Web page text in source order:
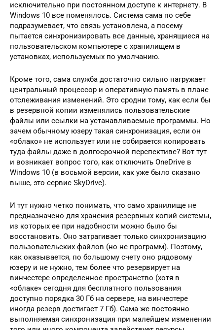
исключительно при постоянном доступе к интернету. В
Windows 10 все поменялось. Система сама по себе
подразумевает, что связь установлена, а посему
пытается синхронизировать все данные, хранящиеся на
пользовательском компьютере с хранилищем в
установках, используемых по умолчанию.
Кроме того, сама служба достаточно сильно нагружает
центральный процессор и оперативную память в плане
отслеживания изменений. Это сродни тому, как если бы
в резервной копии изменялись пользовательские
файлы или ссылки на устанавливаемые программы. Но
зачем обычному юзеру такая синхронизация, если он
«облако» не использует или не собирается копировать
туда файлы даже в долгосрочной перспективе? Вот тут
и возникает вопрос того, как отключить OneDrive в
Windows 10 (в восьмой версии, как уже было сказано
выше, это сервис SkyDrive).
И тут нужно четко понимать, что само хранилище не
предназначено для хранения резервных копий системы,
из которых ее при надобности можно было бы
восстановить. Оно затрагивает только синхронизацию
пользовательских файлов (но не программ). Поэтому,
как оказывается, по большому счету оно рядовому
юзеру и не нужно, тем более что резервирует на
винчестере определенное пространство (хотя в
«облаке» сегодня для бесплатного пользования
доступно порядка 30 Гб на сервере, на винчестере
иногда резерв достигает 7 Гб). Сама же постоянно
выполняемая синхронизация при малейшем изменении